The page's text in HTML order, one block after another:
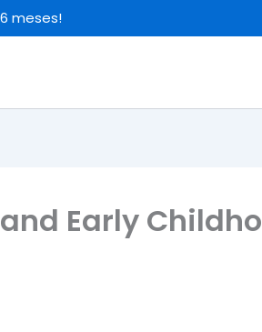
meses!
Early